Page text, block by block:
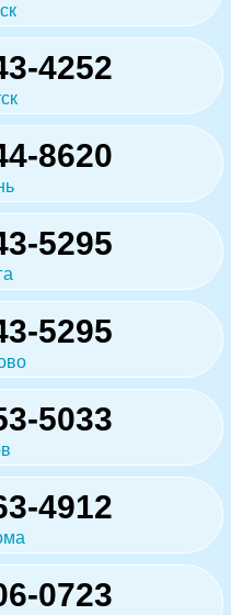
4252
8620
5295
5295
5033
4912
0723